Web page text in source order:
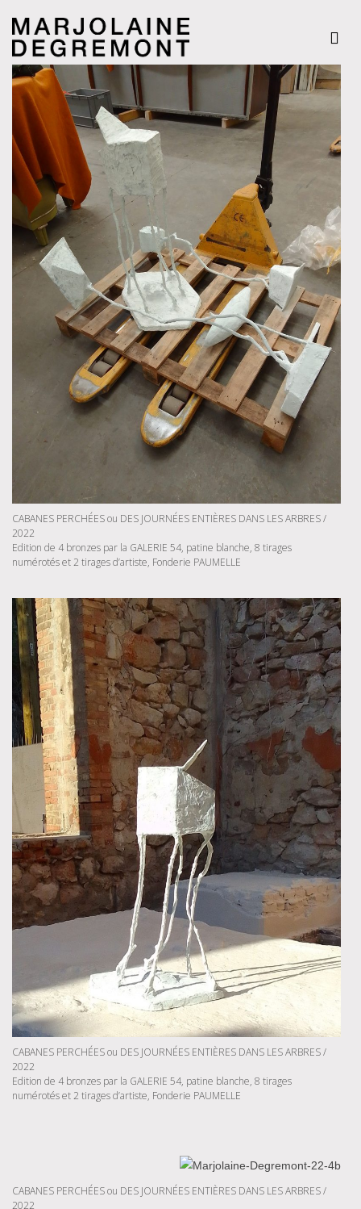
CABANES PERCHÉES ou DES JOURNÉES ENTIÈRES DANS LES ARBRES /
2022
Edition de 4 bronzes par la GALERIE 54, patine blanche, 8 tirages
numérotés et 2 tirages d’artiste, Fonderie PAUMELLE
CABANES PERCHÉES ou DES JOURNÉES ENTIÈRES DANS LES ARBRES /
2022
Edition de 4 bronzes par la GALERIE 54, patine blanche, 8 tirages
numérotés et 2 tirages d’artiste, Fonderie PAUMELLE
CABANES PERCHÉES ou DES JOURNÉES ENTIÈRES DANS LES ARBRES /
2022